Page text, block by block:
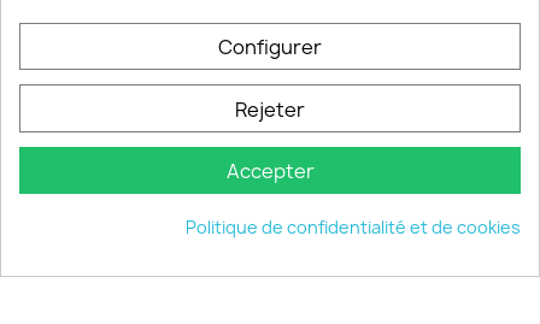
keyboard_arrow_down
© 2026 - choisistacoque.com
Configurer
Rejeter
Accepter
Politique de confidentialité et de cookies